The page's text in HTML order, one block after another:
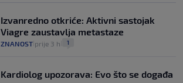
Izvanredno otkriće: Aktivni sastojak
Viagre zaustavlja metastaze
ZNANOST prije 3 h 1
Kardiolog upozorava: Evo što se događa